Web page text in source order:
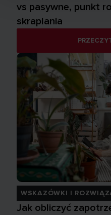
vs pasywne, punkt
skraplania
WSKAZÓWKI I
Jak obliczyć